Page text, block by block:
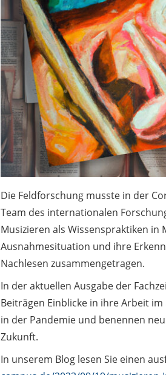
Die Feldforschung musste in der
Team des internationalen
Musizieren als Wissenspraktiken
Ausnahmesituation und ihre
Nachlesen zusammengetragen.
In der aktuellen Ausgabe der
Beiträgen Einblicke in ihre Arbeit
in der Pandemie und benennen
Zukunft.
In unserem Blog lesen Sie einen